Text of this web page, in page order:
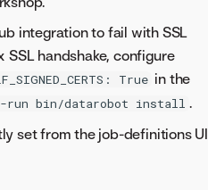
integration to fail with SSL
handshake, configure
True in the
run bin/datarobot install .
set from the job-definitions UI